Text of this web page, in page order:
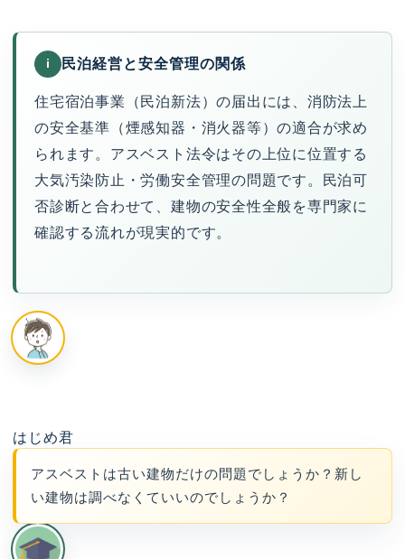
i 民泊経営と安全管理の関係
住宅宿泊事業（民泊新法）の届出には、消防法上
の安全基準（煙感知器・消火器等）の適合が求め
られます。アスベスト法令はその上位に位置する
大気汚染防止・労働安全管理の問題です。民泊可
否診断と合わせて、建物の安全性全般を専門家に
確認する流れが現実的です。
はじめ君
アスベストは古い建物だけの問題でしょうか？新し
い建物は調べなくていいのでしょうか？